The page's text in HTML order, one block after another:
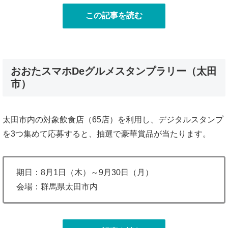
この記事を読む
おおたスマホDeグルメスタンプラリー（太田
市）
太田市内の対象飲食店（65店）を利用し、デジタルスタンプ
を3つ集めて応募すると、抽選で豪華賞品が当たります。
期日：8月1日（木）～9月30日（月）
会場：群馬県太田市内